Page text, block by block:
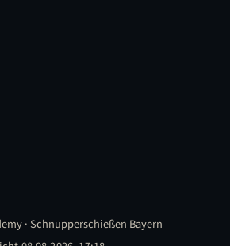
· Schnupperschießen Bayern